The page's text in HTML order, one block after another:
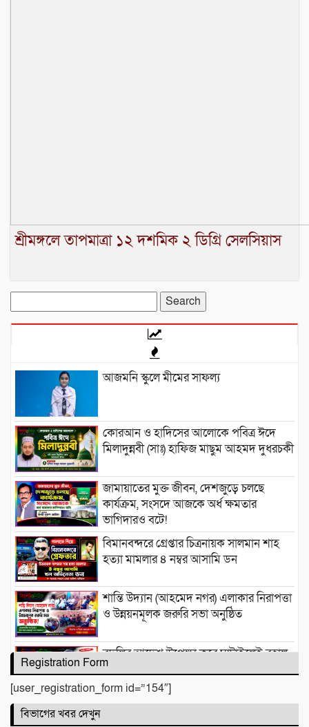
শ্রীমঙ্গলে তাপমাত্রা ১২ দশমিক ২ ডিগ্রি সেলসিয়াস
for:
আজমনি স্কুলে মীমের সাফল্য
কোরআন ও হাদিসের আলোকে পবিত্র ঈদে
মিলাদুন্নবী (সাঃ) হাফিজ মাছুম আহমদ দুধরচকী
জামায়াতের মুক্ত জীবন, দেশজুড়ে চলছে
কার্যক্রম, সংসদে আজকে অর্ধ ক্ষমতার
ভাগিদারও বটে!
বিমানবন্দরে গ্রেপ্তার চিত্রনায়ক সালমান শাহ
হত্যা মামলার ৪ নম্বর আসামি ডন
শান্তি উদ্যান (আহমেদ নগর) এলাকার নিরাপত্তা
ও উন্নয়নমূলক জরুরি সভা অনুষ্ঠিত
বদলির আদেশ উপেক্ষা করে ঘাটাইলেই বহাল
তবিয়তে হিসাব সহকারী মাহফিজুর রহমান!
“আমি আর পারছি না”-সেই রাতের ভয়াবহ
Registration Form
[user_registration_form id=”154″]
বিভাগের খবর দেখুন